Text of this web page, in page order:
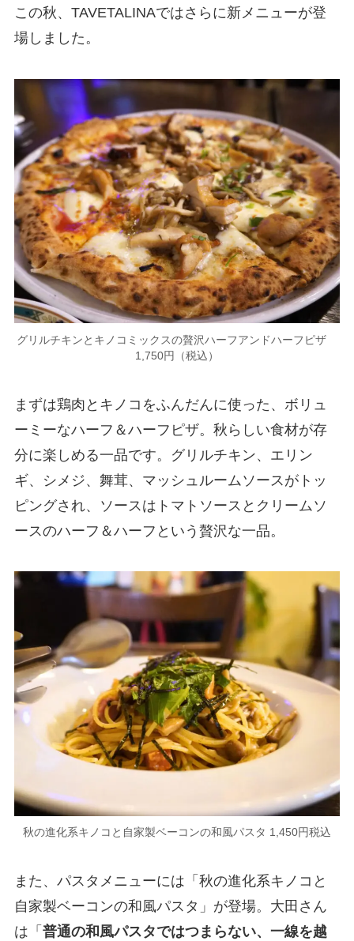
この秋、TAVETALINAではさらに新メニューが登
場しました。
グリルチキンとキノコミックスの贅沢ハーフアンドハーフピザ
1,750円（税込）
まずは鶏肉とキノコをふんだんに使った、ボリュ
ーミーなハーフ＆ハーフピザ。秋らしい食材が存
分に楽しめる一品です。グリルチキン、エリン
ギ、シメジ、舞茸、マッシュルームソースがトッ
ピングされ、ソースはトマトソースとクリームソ
ースのハーフ＆ハーフという贅沢な一品。
秋の進化系キノコと自家製ベーコンの和風パスタ 1,450円税込
また、パスタメニューには「秋の進化系キノコと
自家製ベーコンの和風パスタ」が登場。大田さん
は「 普通の和風パスタではつまらない、一線を越